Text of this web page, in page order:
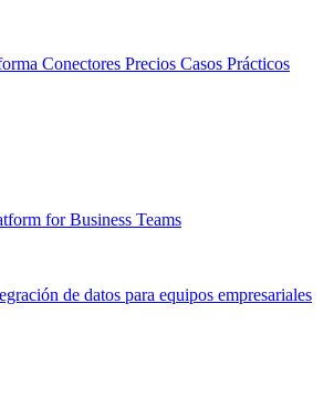
Conectores Precios Casos Prácticos
for Business Teams
de datos para equipos empresariales